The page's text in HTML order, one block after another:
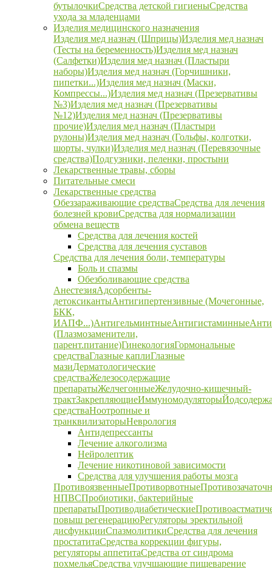
бутылочкиСредства детской гигиеныСредства
ухода за младенцами
Изделия медицинского назначения
Изделия мед назнач (Шприцы)Изделия мед назнач
(Тесты на беременность)Изделия мед назнач
(Салфетки)Изделия мед назнач (Пластыри
наборы)Изделия мед назнач (Горчишники,
пипетки...)Изделия мед назнач (Маски,
Компрессы...)Изделия мед назнач (Презервативы
№3)Изделия мед назнач (Презервативы
№12)Изделия мед назнач (Презервативы
прочие)Изделия мед назнач (Пластыри
рулоны)Изделия мед назнач (Гольфы, колготки,
шорты, чулки)Изделия мед назнач (Перевязочные
средства)Подгузники, пеленки, простыни
Лекарственные травы, сборы
Питательные смеси
Лекарственные средства
Обеззараживающие средстваСредства для лечения
болезней кровиСредства для нормализации
обмена веществ
Средства для лечения костей
Средства для лечения суставов
Средства для лечения боли, температуры
Боль и спазмы
Обезболивающие средства
АнестезияАдсорбенты-
детоксикантыАнтигипертензивные (Мочегонные,
БКК,
ИАПФ...)АнтигельминтныеАнтигистаминные
(Плазмозаменители,
парент.питание)ГинекологияГормональные
средстваГлазные каплиГлазные
мазиДерматологические
средстваЖелезосодержащие
препаратыЖелчегонныеЖелудочно-кишечный-
трактЗакрепляющиеИммуномодуляторы
средстваНоотропные и
транквилизаторыНеврология
Антидепрессанты
Лечение алкоголизма
Нейролептик
Лечение никотиновой зависимости
Средства для улучшения работы мозга
ПротивоязвенныеПротиворвотные
НПВСПробиотики, бактерийные
препаратыПротиводиабетические
повыш регенерациюРегуляторы эректильной
дисфункцииСпазмолитикиСредства для лечения
простатитаСредства коррекции фигуры,
регуляторы аппетитаСредства от синдрома
похмельяСредства улучшающие пищеварение